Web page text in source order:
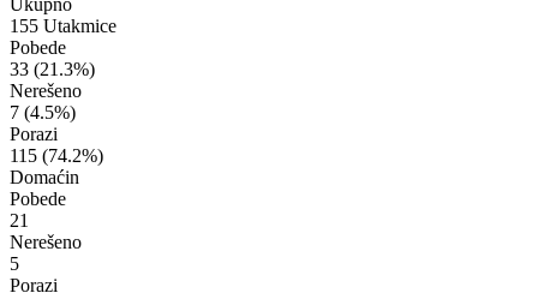
Ukupno
155 Utakmice
Pobede
33 (21.3%)
Nerešeno
7 (4.5%)
Porazi
115 (74.2%)
Domaćin
Pobede
21
Nerešeno
5
Porazi